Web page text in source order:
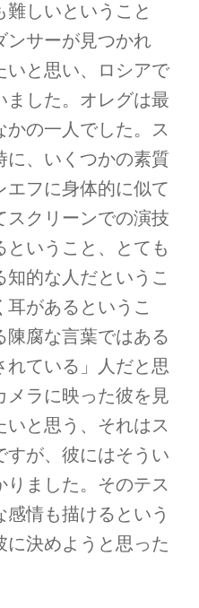
しいということ
ンサーが見つかれ
いと思い、ロシアで
ました。オレグは最
の一人でした。ス
に、いくつかの素質
エフに身体的に似て
スクリーンでの演技
ということ、とても
的な人だというこ
耳があるというこ
陳腐な言葉ではある
れている」人だと思
メラに映った彼を見
いと思う、それはス
すが、彼にはそうい
りました。そのテス
感情も描けるという
に決めようと思った